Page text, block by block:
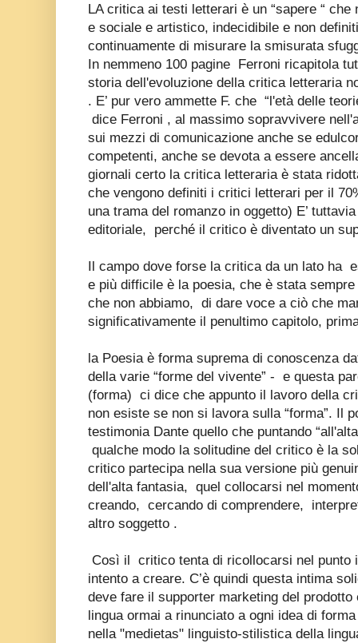
LA critica ai testi letterari è un “sapere “
e sociale e artistico, indecidibile e non
continuamente di misurare la smisurata
In nemmeno 100 pagine Ferroni ricapitola
storia dell'evoluzione della critica letteraria
. E’ pur vero ammette F. che “l'età delle
dice Ferroni , al massimo sopravvivere
sui mezzi di comunicazione anche se
competenti, anche se devota a essere
giornali certo la critica letteraria è stata
che vengono definiti i critici letterari per il
una trama del romanzo in oggetto) E’
editoriale,
perché il critico è diventato un
Il campo dove forse la critica da un lato ha
e più difficile è la poesia, che è stata
che non abbiamo, di dare voce a ciò che
significativamente il penultimo capitolo,
la Poesia è forma suprema di conoscenza
della varie “forme del vivente” - e questa
(forma) ci dice che appunto il lavoro della
non esiste se non si lavora sulla “forma”. Il
testimonia Dante quello che puntando
qualche modo la solitudine del critico è la
critico partecipa nella sua versione più
dell'alta fantasia, quel collocarsi nel
creando, cercando di comprendere,
altro soggetto .
Così il critico tenta di ricollocarsi nel
intento a creare. C’è quindi questa intima
deve fare il supporter marketing del
lingua ormai a rinunciato a ogni idea di
nella "medietas" linguisto-stilistica della